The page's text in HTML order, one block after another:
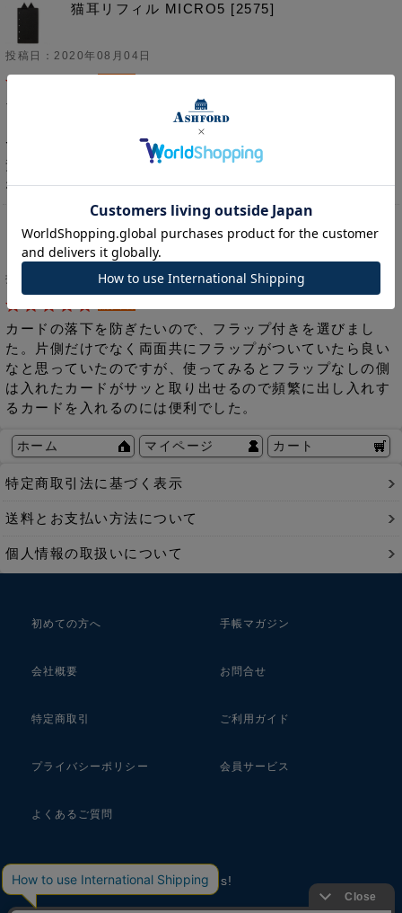
猫耳リフィル MICRO5 [2575]
投稿日：2020年08月04日
ちょっとだけ見えるてころがとてもカワイイし、ふせんパ
ッドにもなり便利です。トラッドという革が使われてい
て、小さい面積なのですがしっとりとしたマットな感じが
素敵です。同じシリーズのシステム手帳MICRO5も欲しく
なってしまいました。
名刺ケース MICRO5［2537］
投稿日：2020年08月04日
カードの落下を防ぎたいので、フラップ付きを選びまし
た。片側だけでなく両面共にフラップがついていたら良い
なと思っていたのですが、使ってみるとフラップなしの側
は入れたカードがサッと取り出せるので頻繁に出し入れす
るカードを入れるのには便利でした。
ホーム マイページ カート
特定商取引法に基づく表示
送料とお支払い方法について
個人情報の取扱いについて
初めての方へ 手帳マガジン
会社概要 お問合せ
特定商取引 ご利用ガイド
プライバシーポリシー 会員サービス
よくあるご質問
follow us!